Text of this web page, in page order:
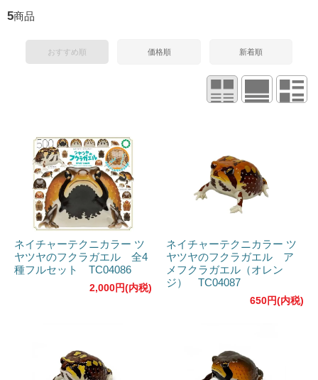
5商品
おすすめ順 価格順 新着順
ネイチャーテクニカラー ツ
ヤツヤのフクラガエル 全4
種フルセット TC04086
2,000円(内税)
ネイチャーテクニカラー ツ
ヤツヤのフクラガエル ア
メフクラガエル（オレン
ジ） TC04087
650円(内税)